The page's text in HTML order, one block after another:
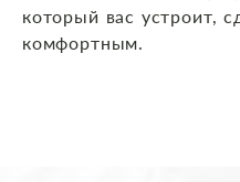
который вас устроит,
комфортным.